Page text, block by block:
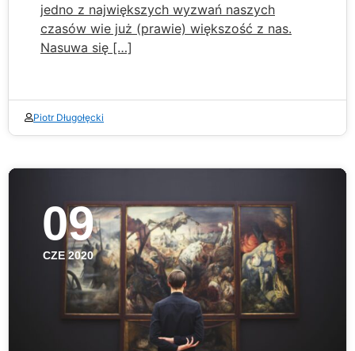
jedno z największych wyzwań naszych
czasów wie już (prawie) większość z nas.
Nasuwa się […]
Piotr Długołęcki
09
CZE 2020